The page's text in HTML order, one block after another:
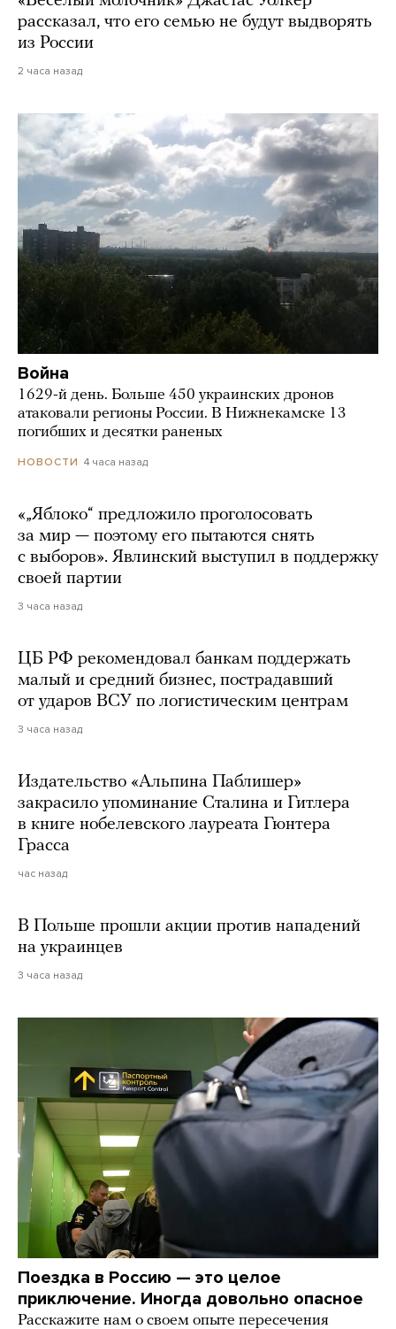
рассказал, что его семью не будут выдворять
из России
2 часа назад
Война
1629-й день. Больше 450 украинских дронов
атаковали регионы России. В Нижнекамске 13
погибших и десятки раненых
НОВОСТИ 4 часа назад
«„Яблоко“ предложило проголосовать
за мир — поэтому его пытаются снять
с выборов». Явлинский выступил в поддержку
своей партии
3 часа назад
ЦБ РФ рекомендовал банкам поддержать
малый и средний бизнес, пострадавший
от ударов ВСУ по логистическим центрам
3 часа назад
Издательство «Альпина Паблишер»
закрасило упоминание Сталина и Гитлера
в книге нобелевского лауреата Гюнтера
Грасса
час назад
В Польше прошли акции против нападений
на украинцев
3 часа назад
Поездка в Россию — это целое
приключение. Иногда довольно опасное
Расскажите нам о своем опыте пересечения